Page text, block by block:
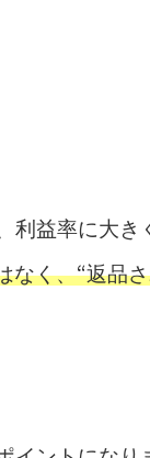
利益率に大き
なく、“返品